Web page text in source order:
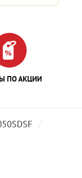
ПО АКЦИИ